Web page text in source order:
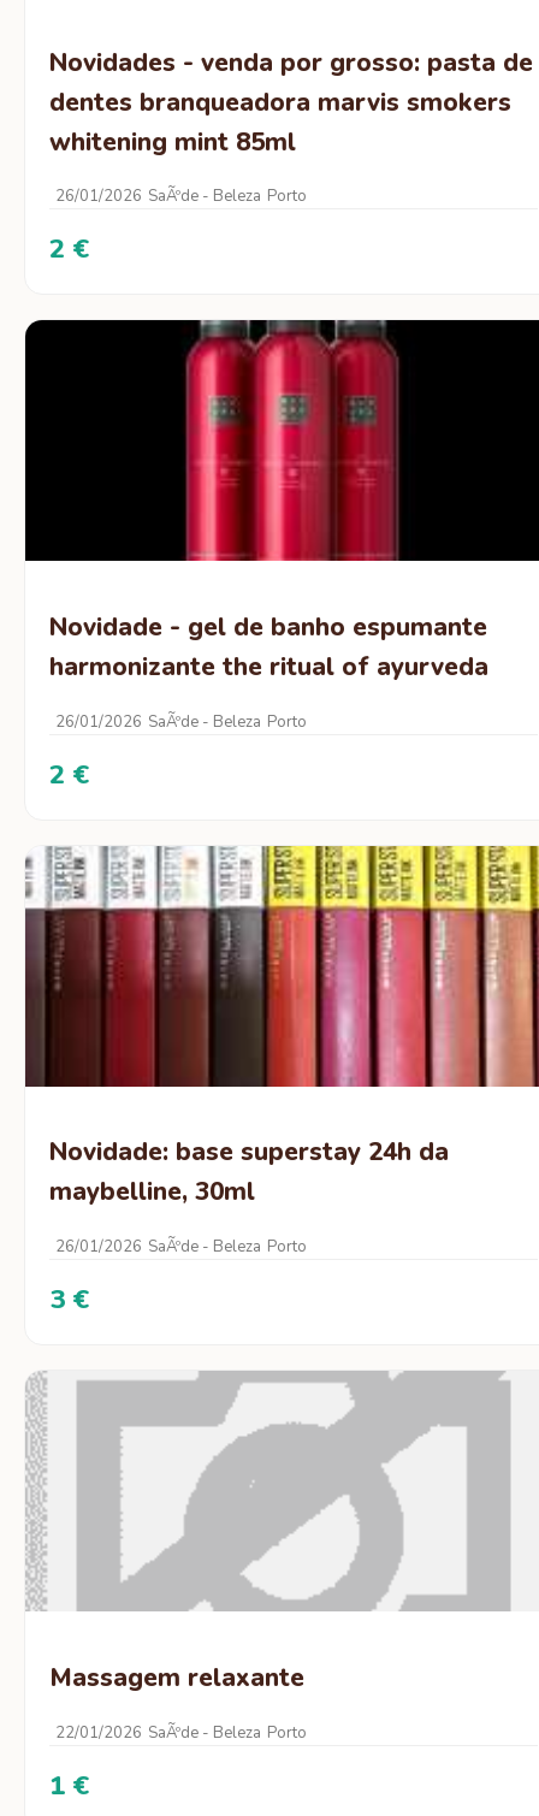
Novidades - venda por grosso: pasta de
dentes branqueadora marvis smokers
whitening mint 85ml
26/01/2026 SaÃºde - Beleza Porto
2 €
Novidade - gel de banho espumante
harmonizante the ritual of ayurveda
26/01/2026 SaÃºde - Beleza Porto
2 €
Novidade: base superstay 24h da
maybelline, 30ml
26/01/2026 SaÃºde - Beleza Porto
3 €
Massagem relaxante
22/01/2026 SaÃºde - Beleza Porto
1 €